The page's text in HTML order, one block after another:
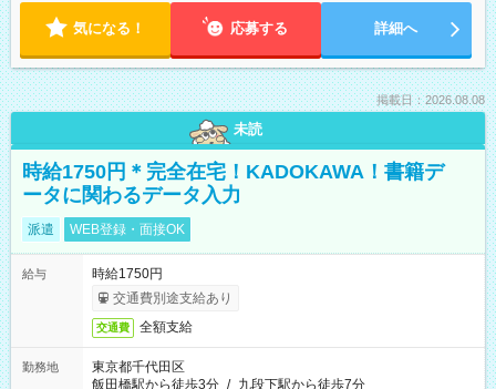
気になる！ 応募する 詳細へ
掲載日：2026.08.08
未読
時給1750円＊完全在宅！KADOKAWA！書籍デ
ータに関わるデータ入力
派遣 WEB登録・面接OK
給与
時給1750円
交通費別途支給あり
交通費 全額支給
勤務地
東京都千代田区
飯田橋駅から徒歩3分 / 九段下駅から徒歩7分